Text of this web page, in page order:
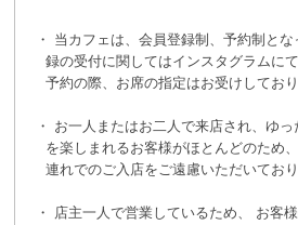
当カフェは、会員登録制、予約制と
録の受付に関してはインスタグラムに
予約の際、お席の指定はお受けしており
お一人またはお二人で来店され、ゆ
を楽しまれるお客様がほとんどのため
連れでのご入店をご遠慮いただいており
店主一人で営業しているため、 お客